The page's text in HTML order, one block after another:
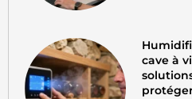
cave à